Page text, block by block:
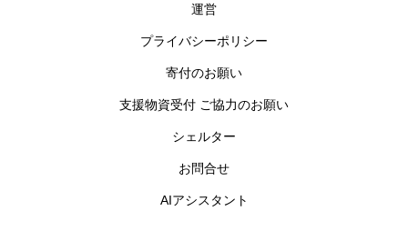
運営
プライバシーポリシー
寄付のお願い
支援物資受付 ご協力のお願い
シェルター
お問合せ
AIアシスタント